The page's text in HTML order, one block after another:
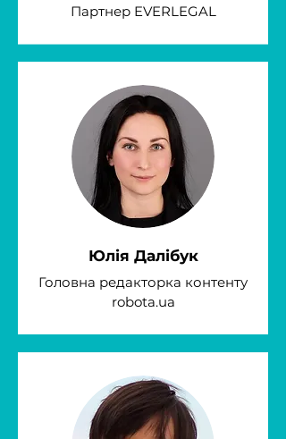
Партнер EVERLEGAL
Юлія Далібук
Головна редакторка контенту
robota.ua